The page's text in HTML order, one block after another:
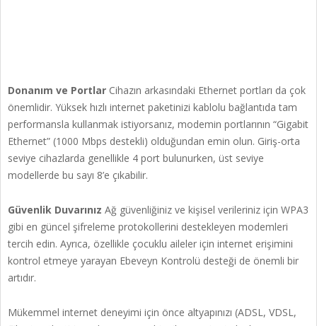
Donanım ve Portlar Cihazın arkasındaki Ethernet portları da çok
önemlidir. Yüksek hızlı internet paketinizi kablolu bağlantıda tam
performansla kullanmak istiyorsanız, modemin portlarının “Gigabit
Ethernet” (1000 Mbps destekli) olduğundan emin olun. Giriş-orta
seviye cihazlarda genellikle 4 port bulunurken, üst seviye
modellerde bu sayı 8’e çıkabilir.
Güvenlik Duvarınız Ağ güvenliğiniz ve kişisel verileriniz için WPA3
gibi en güncel şifreleme protokollerini destekleyen modemleri
tercih edin. Ayrıca, özellikle çocuklu aileler için internet erişimini
kontrol etmeye yarayan Ebeveyn Kontrolü desteği de önemli bir
artıdır.
Mükemmel internet deneyimi için önce altyapınızı (ADSL, VDSL,